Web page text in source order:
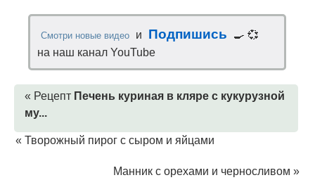
Смотри новые видео и Подпишись
🍳 💞
на наш канал YouTube
« Рецепт Печень куриная в кляре с кукурузной
му...
« Творожный пирог с сыром и яйцами
Манник с орехами и черносливом »